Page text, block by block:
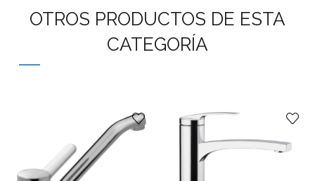
OTROS PRODUCTOS DE ESTA
CATEGORÍA